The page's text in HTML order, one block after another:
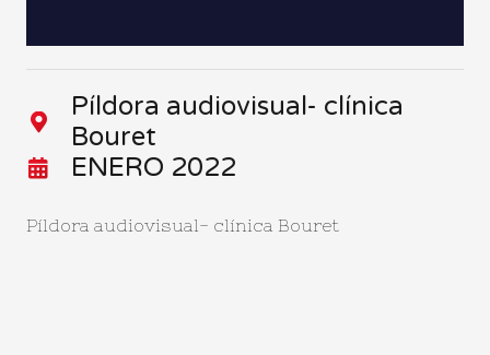
Píldora audiovisual- clínica
Bouret
ENERO 2022
Píldora audiovisual- clínica Bouret